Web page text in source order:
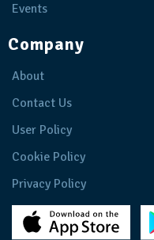
Events
Company
About
Contact Us
User Policy
Cookie Policy
Privacy Policy